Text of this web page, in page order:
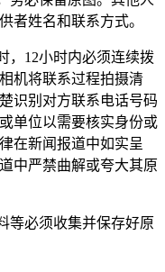
者姓名和联系方式。
12小时内必须连续拨
机将联系过程拍摄清
识别对方联系电话号码
单位以需要核实身份或
在新闻报道中如实呈
中严禁曲解或夸大其原
必须收集并保存好原